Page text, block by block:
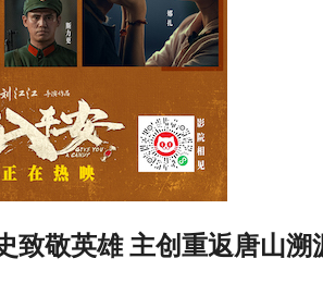
致敬英雄 主创重返唐山溯